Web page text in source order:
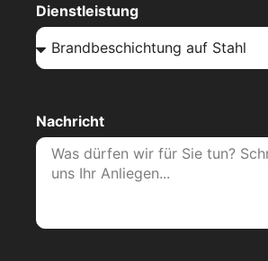
Dienstleistung
Nachricht